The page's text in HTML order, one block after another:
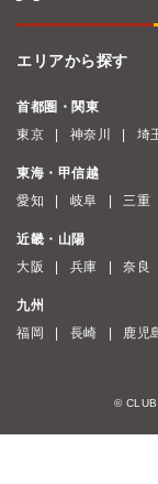
エリアから探す
首都圏・関東
東京
神奈川 埼
東海・甲信越
愛知
岐阜 三重
近畿・山陽
大阪
兵庫 奈良
九州
福岡
長崎 鹿児
©